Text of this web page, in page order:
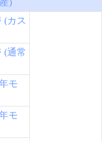
)
(カス
(通常
モ
モ